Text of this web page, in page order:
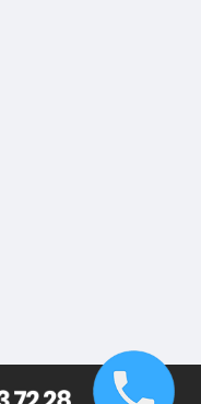
No: 42/1 D:3